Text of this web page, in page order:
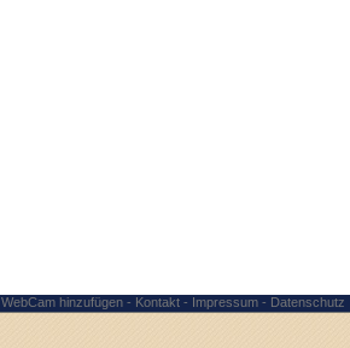
WebCam hinzufügen- Kontakt- Impressum- Datenschutz